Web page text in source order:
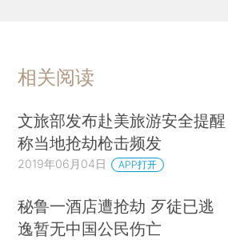
相关阅读
文旅部发布赴美旅游安全提醒
称当地抢劫枪击频发
2019年06月04日 APP打开
秘鲁一酒店遭抢劫 歹徒已逃
逸暂无中国公民伤亡